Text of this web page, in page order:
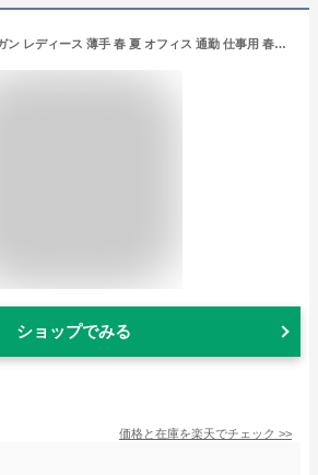
【N1】カーディガン レディース 薄手 春 夏 オフィス 通勤 仕事用 春夏 ロング丈 シアーカーディガン 長袖 Vネック 羽織り 羽織物 軽アウター 重ね着 レイヤード ドロップショルダー ゆったり 伸縮性 楽ちん 体型カバー
ショップでみる
価格と在庫を楽天でチェック >>